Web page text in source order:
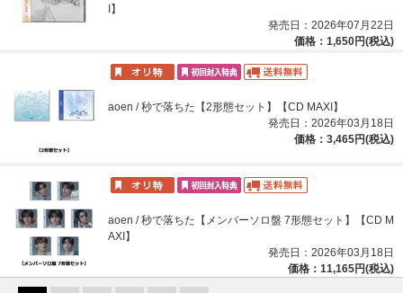
I】
発売日：2026年07月22日
価格：1,650円(税込)
aoen / 秒で落ちた【2形態セット】【CD MAXI】
発売日：2026年03月18日
価格：3,465円(税込)
aoen / 秒で落ちた【メンバーソロ盤 7形態セット】【CD M
AXI】
発売日：2026年03月18日
価格：11,165円(税込)